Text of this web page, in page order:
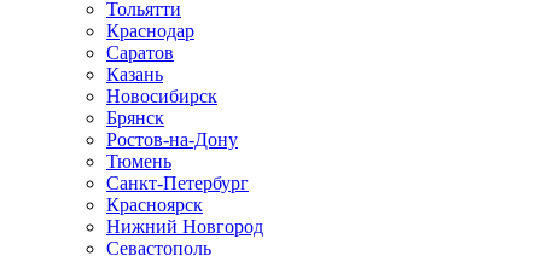
Тольятти
Краснодар
Саратов
Казань
Новосибирск
Брянск
Ростов-на-Дону
Тюмень
Санкт-Петербург
Красноярск
Нижний Новгород
Севастополь